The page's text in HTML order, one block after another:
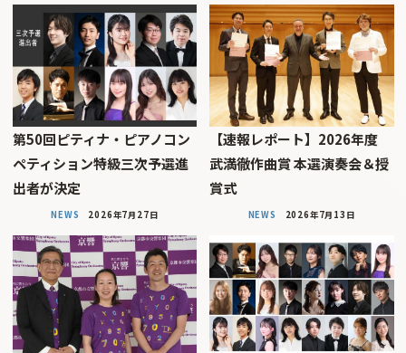
第50回ピティナ・ピアノコン
ペティション特級三次予選進
出者が決定
NEWS 2026年7月27日
【速報レポート】2026年度
武満徹作曲賞 本選演奏会＆授
賞式
NEWS 2026年7月13日